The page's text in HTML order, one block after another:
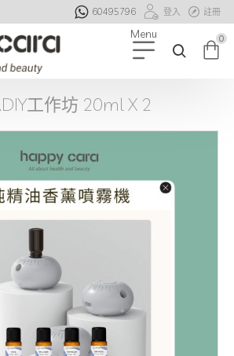
60495796 登入 註冊
0
工作坊 20ml X 2